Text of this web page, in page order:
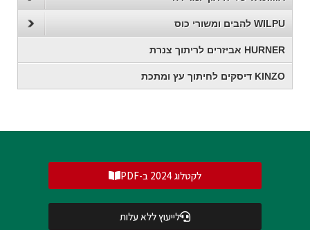
WILPU להבים ומשורי כוס
HURNER אביזרים לריתוך צנרת
KINZO דיסקים לחיתוך עץ ומתכת
לקטלוג 2024 ב-PDF
לייעוץ ללא עלות